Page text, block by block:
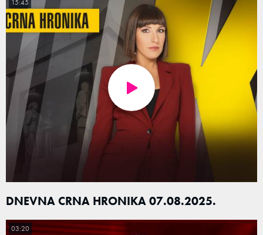
DNEVNA CRNA HRONIKA 07.08.2025.
15:45
03:20